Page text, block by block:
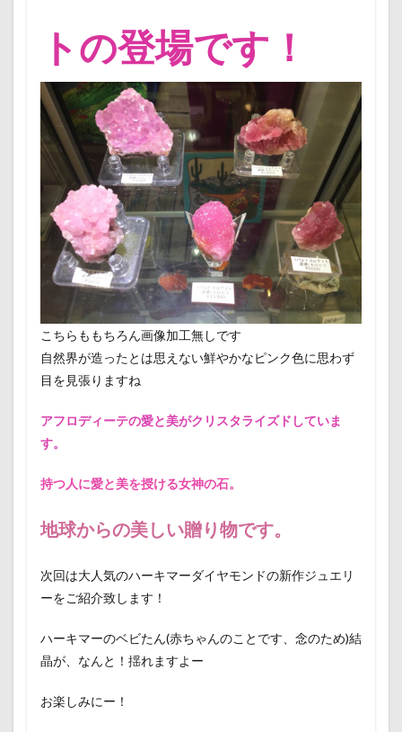
トの登場です！
こちらももちろん画像加工無しです
自然界が造ったとは思えない鮮やかなピンク色に思わず
目を見張りますね
アフロディーテの愛と美がクリスタライズドしていま
す。
持つ人に愛と美を授ける女神の石。
地球からの美しい贈り物です。
次回は大人気のハーキマーダイヤモンドの新作ジュエリ
ーをご紹介致します！
ハーキマーのベビたん(赤ちゃんのことです、念のため)結
晶が、なんと！揺れますよー
お楽しみにー！